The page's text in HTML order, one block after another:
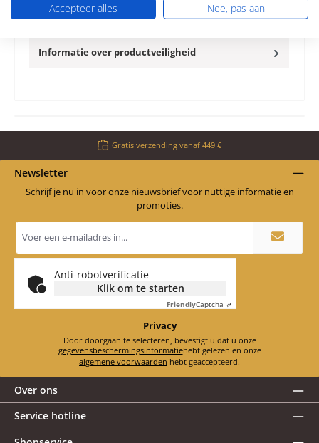
Eigenschappen
Informatie over productveiligheid
Gratis verzending vanaf 449 €
Newsletter
Schrijf je nu in voor onze nieuwsbrief voor nuttige informatie en
promoties.
mailadres
Anti-robotverificatie
Klik om te starten
FriendlyCaptcha ⇗
Privacy
Door doorgaan te selecteren, bevestigt u dat u onze
gegevensbeschermingsinformatie
hebt gelezen en onze
algemene voorwaarden hebt geaccepteerd.
Over ons
Service hotline
Accepteer alles Nee, pas aan